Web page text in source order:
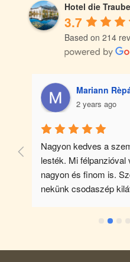
Hotel die
3.7
Based on 214
Mariann
2 years ago
Nagyon kedves a
lesték. Mi
nagyon és finom is.
nekünk csodaszép